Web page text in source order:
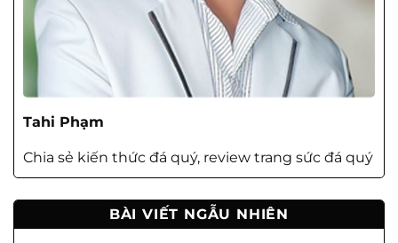
Tahi Phạm
Chia sẻ kiến thức đá quý, review trang sức đá quý
BÀI VIẾT NGẪU NHIÊN